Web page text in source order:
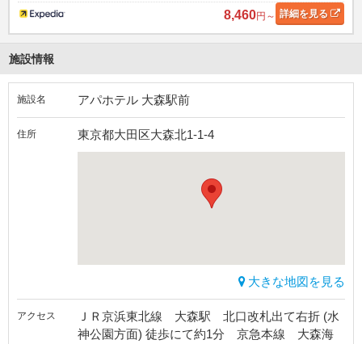
8,460円～ 詳細を見る
施設情報
施設名 アパホテル 大森駅前
住所 東京都大田区大森北1-1-4
大きな地図を見る
アクセス
ＪＲ京浜東北線 大森駅 北口改札出て右折 (水
神公園方面) 徒歩にて約1分 京急本線 大森海